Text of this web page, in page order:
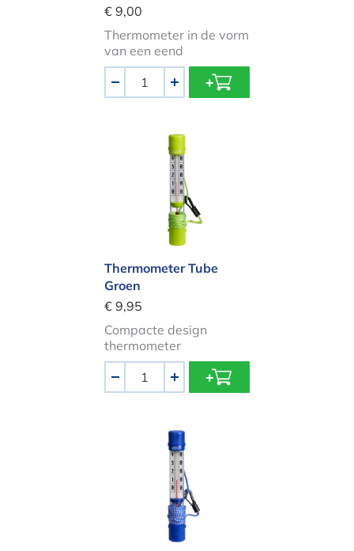
€ 9,00
Thermometer in de vorm
van een eend
+
Thermometer Tube Groen
Thermometer Tube
Groen
€ 9,95
Compacte design
thermometer
+
Thermometer Tube Donkerblauw